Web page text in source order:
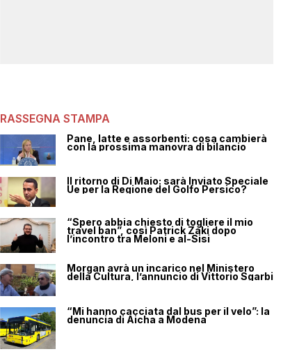
RASSEGNA STAMPA
Pane, latte e assorbenti: cosa cambierà
con la prossima manovra di bilancio
Il ritorno di Di Maio: sarà Inviato Speciale
Ue per la Regione del Golfo Persico?
“Spero abbia chiesto di togliere il mio
travel ban”, così Patrick Zaki dopo
l’incontro tra Meloni e al-Sisi
Morgan avrà un incarico nel Ministero
della Cultura, l’annuncio di Vittorio Sgarbi
“Mi hanno cacciata dal bus per il velo”: la
denuncia di Aicha a Modena